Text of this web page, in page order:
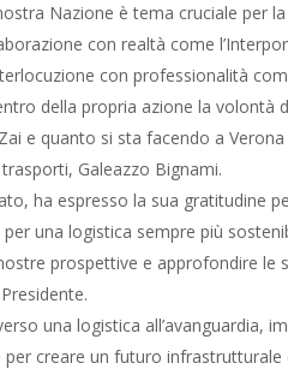
Nazione è tema cruciale per
con realtà come
con professionalità
della propria azione la volontà
e quanto si sta facendo a
Galeazzo Bignami.
ha espresso la sua gratitudine
una logistica sempre più
prospettive e approfondire le
una logistica all’avanguardia,
creare un futuro infrastrutturale